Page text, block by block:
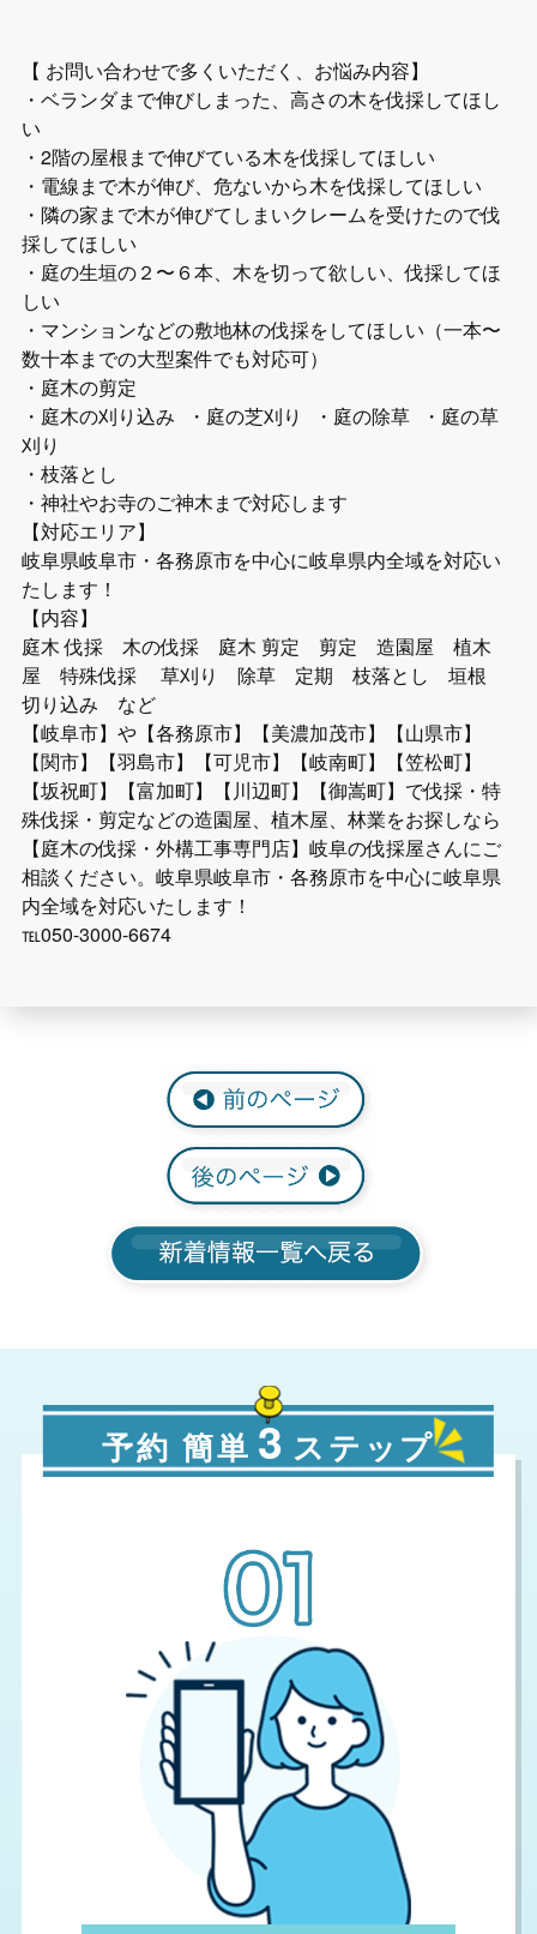
【 お問い合わせで多くいただく、お悩み内容】
・ベランダまで伸びしまった、高さの木を伐採してほし
い
・2階の屋根まで伸びている木を伐採してほしい
・電線まで木が伸び、危ないから木を伐採してほしい
・隣の家まで木が伸びてしまいクレームを受けたので伐
採してほしい
・庭の生垣の２〜６本、木を切って欲しい、伐採してほ
しい
・マンションなどの敷地林の伐採をしてほしい（一本〜
数十本までの大型案件でも対応可）
・庭木の剪定
・庭木の刈り込み ・庭の芝刈り ・庭の除草 ・庭の草
刈り
・枝落とし
・神社やお寺のご神木まで対応します
【対応エリア】
岐阜県岐阜市・各務原市を中心に岐阜県内全域を対応い
たします！
【内容】
庭木 伐採 木の伐採 庭木 剪定 剪定 造園屋 植木
屋 特殊伐採 草刈り 除草 定期 枝落とし 垣根
切り込み など
【岐阜市】や【各務原市】【美濃加茂市】【山県市】
【関市】【羽島市】【可児市】【岐南町】【笠松町】
【坂祝町】【富加町】【川辺町】【御嵩町】で伐採・特
殊伐採・剪定などの造園屋、植木屋、林業をお探しなら
【庭木の伐採・外構工事専門店】岐阜の伐採屋さんにご
相談ください。岐阜県岐阜市・各務原市を中心に岐阜県
内全域を対応いたします！
℡050-3000-6674
予約 簡単 3 ステップ